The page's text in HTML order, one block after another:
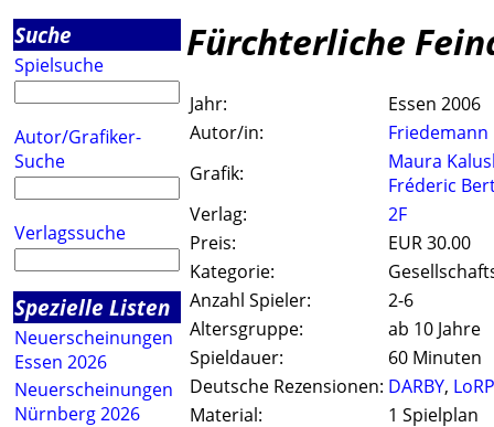
Suche
Spielsuche
Autor/Grafiker-
Suche
Verlagssuche
Spezielle Listen
Neuerscheinungen
Essen 2026
Neuerscheinungen
Nürnberg 2026
Fürchterliche
Jahr:
Essen 2006
Autor/in:
Friedemann
Grafik:
Maura
Fréderic
Verlag:
2F
Preis:
EUR 30.00
Kategorie:
Anzahl Spieler:
2-6
Altersgruppe:
ab 10 Jahre
Spieldauer:
60 Minuten
Deutsche Rezensionen: DARBY, LoRP
Material:
1 Spielplan